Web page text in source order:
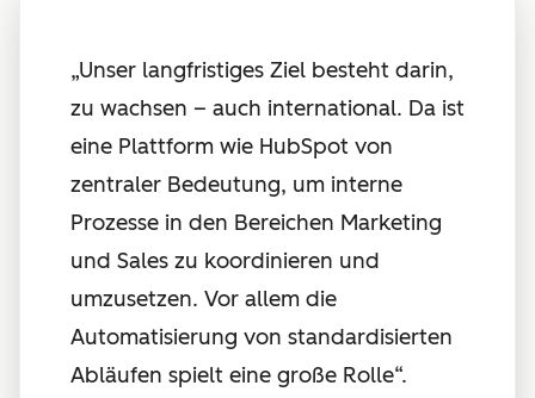
„Unser langfristiges Ziel besteht darin,
zu wachsen – auch international. Da ist
eine Plattform wie HubSpot von
zentraler Bedeutung, um interne
Prozesse in den Bereichen Marketing
und Sales zu koordinieren und
umzusetzen. Vor allem die
Automatisierung von standardisierten
Abläufen spielt eine große Rolle“.